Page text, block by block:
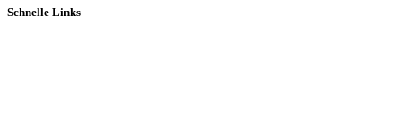
Schnelle Links